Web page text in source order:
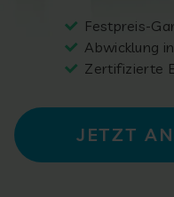
Festpreis-
Abwicklung
Zertifizierte
JETZT